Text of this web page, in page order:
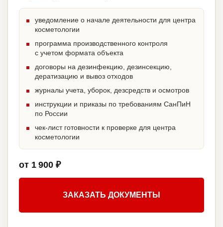
уведомление о начале деятельности для центра
косметологии
программа производственного контроля
с учетом формата объекта
договоры на дезинфекцию, дезинсекцию,
дератизацию и вывоз отходов
журналы учета, уборок, дезсредств и осмотров
инструкции и приказы по требованиям СанПиН
по России
чек-лист готовности к проверке для центра
косметологии
от 1 900 ₽
ЗАКАЗАТЬ ДОКУМЕНТЫ